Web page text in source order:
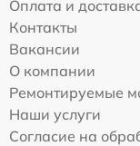
Оплата и
Контакты
Вакансии
О компании
Ремонтируемые
Наши услуги
Согласие на